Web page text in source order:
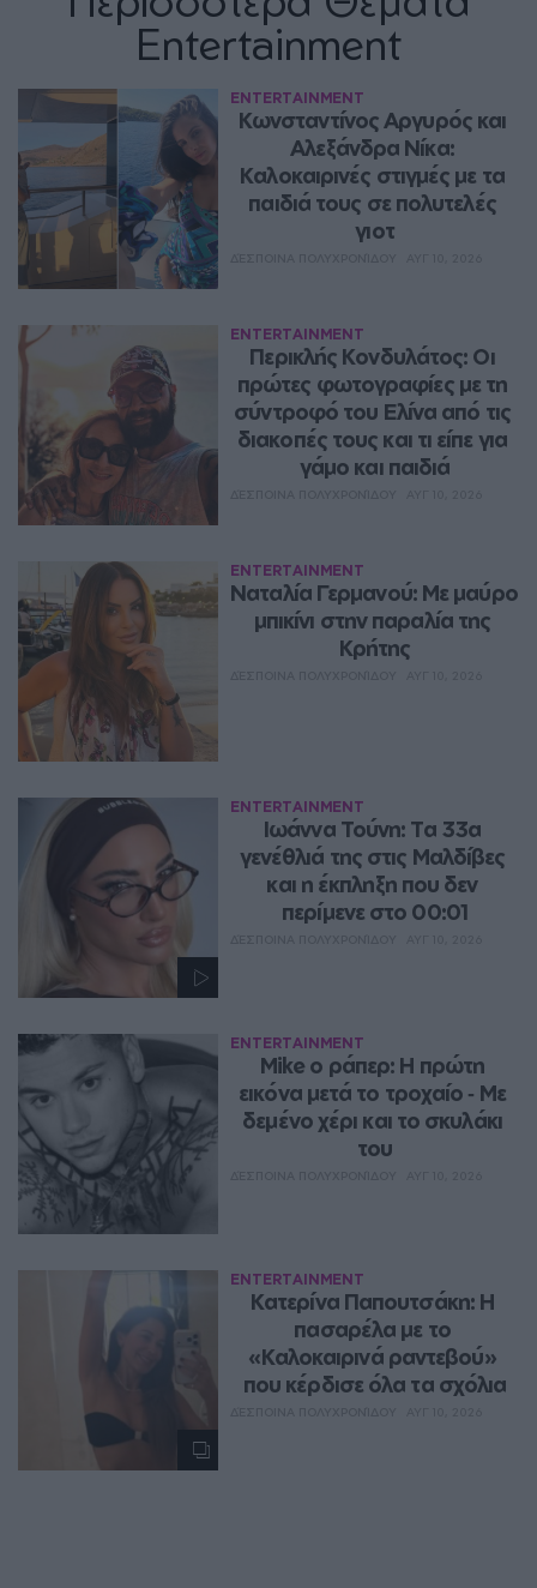
Entertainment
ENTERTAINMENT
Κωνσταντίνος Αργυρός και
Αλεξάνδρα Νίκα:
Καλοκαιρινές στιγμές με τα
παιδιά τους σε πολυτελές
γιοτ
ENTERTAINMENT
Περικλής Κονδυλάτος: Οι
πρώτες φωτογραφίες με τη
σύντροφό του Ελίνα από τις
διακοπές τους και τι είπε για
γάμο και παιδιά
ENTERTAINMENT
Ναταλία Γερμανού: Με μαύρο
μπικίνι στην παραλία της
Κρήτης
ENTERTAINMENT
Ιωάννα Τούνη: Τα 33α
γενέθλιά της στις Μαλδίβες
και η έκπληξη που δεν
περίμενε στο 00:01
ENTERTAINMENT
Mike ο ράπερ: Η πρώτη
εικόνα μετά το τροχαίο ‑ Με
δεμένο χέρι και το σκυλάκι
του
ENTERTAINMENT
Κατερίνα Παπουτσάκη: Η
πασαρέλα με το
«Καλοκαιρινά ραντεβού»
που κέρδισε όλα τα σχόλια